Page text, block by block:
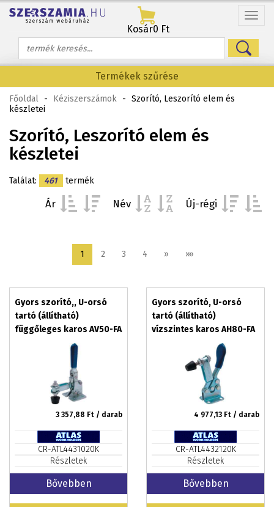
Menü
Kosár0 Ft
Termékek szűrése
Főoldal - Kéziszerszámok - Szorító, Leszorító elem és
készletei
Szorító, Leszorító elem és
készletei
Találat: 461 termék
Ár Név Új-régi
1 2 3 4 » »»
Gyors szorító,, U-orsó
tartó (állítható)
függőleges karos AV50-FA
3 357,88 Ft / darab
CR-ATL4431020K
Részletek
Bővebben
Gyors szorító, U-orsó
tartó (állítható)
vízszintes karos AH80-FA
4 977,13 Ft / darab
CR-ATL4432120K
Részletek
Bővebben